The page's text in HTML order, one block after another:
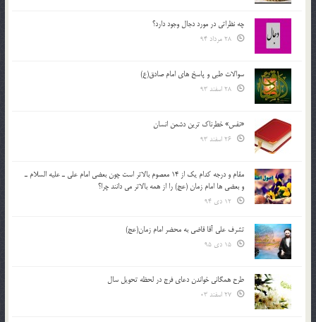
چه نظراتی در مورد دجال وجود دارد؟
سوالات طبی و پاسخ های امام صادق(ع)
«نفس» خطرناک ترین دشمن انسان
مقام و درجه كدام يك از 14 معصوم بالاتر است چون بعضي امام علي ـ عليه السلام ـ
و بعضي ها امام زمان (عج) را از همه بالاتر مي دانند چرا؟
تشرف علي آقا قاضي به محضر امام زمان(عج)
طرح همگانی خواندن دعای فرج در لحظه تحویل سال